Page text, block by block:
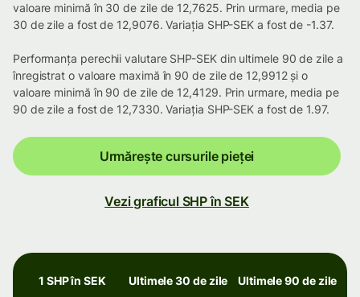
valoare minimă în 30 de zile de 12,7625. Prin urmare, media pe
30 de zile a fost de 12,9076. Variația SHP-SEK a fost de -1.37.
Performanța perechii valutare SHP-SEK din ultimele 90 de zile a
înregistrat o valoare maximă în 90 de zile de 12,9912 și o
valoare minimă în 90 de zile de 12,4129. Prin urmare, media pe
90 de zile a fost de 12,7330. Variația SHP-SEK a fost de 1.97.
Urmărește cursurile pieței
Vezi graficul SHP în SEK
1 SHP în SEK Ultimele 30 de zile Ultimele 90 de zile